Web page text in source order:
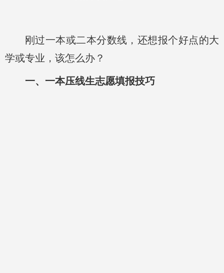
刚过一本或二本分数线，还想报个好点的大
学或专业，该怎么办？
一、一本压线生志愿填报技巧